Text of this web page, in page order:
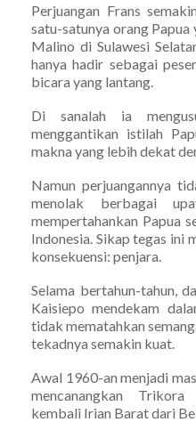
Perjuangan Frans
satu-satunya orang
Malino di Sulawesi
hanya hadir sebagai
bicara yang lantang.
Di sanalah ia
menggantikan istilah
makna yang lebih dekat
Namun perjuangannya
menolak berbagai
mempertahankan Papua
Indonesia. Sikap tegas ini
konsekuensi: penjara.
Selama bertahun-tahun,
Kaisiepo mendekam
tidak mematahkan
tekadnya semakin kuat.
Awal 1960-an menjadi
mencanangkan
kembali Irian Barat dari